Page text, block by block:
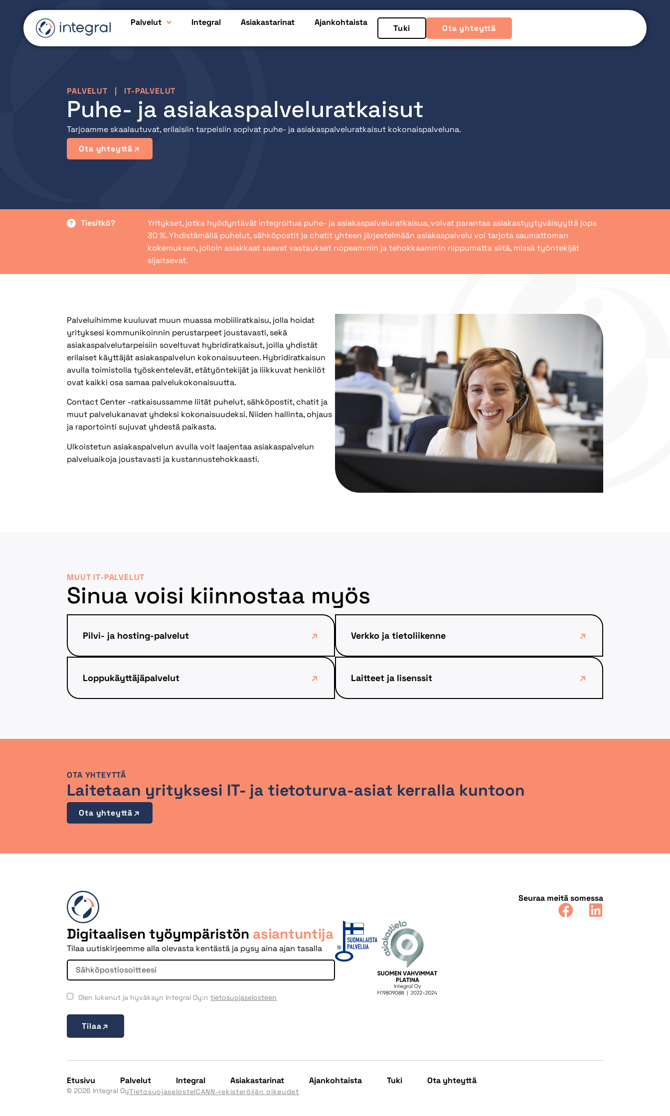
Palvelut Integral Asiakastarinat Ajankohtaista
Tuki Ota yhteyttä
PALVELUT | IT-PALVELUT
Puhe- ja asiakaspalveluratkaisut
Tarjoamme skaalautuvat, erilaisiin tarpeisiin sopivat puhe- ja asiakaspalveluratkaisut kokonaispalveluna.
Ota yhteyttä
Tiesitkö?
Yritykset, jotka hyödyntävät integroitua puhe- ja asiakaspalveluratkaisua, voivat parantaa asiakastyytyväisyyttä jopa
30 %. Yhdistämällä puhelut, sähköpostit ja chatit yhteen järjestelmään asiakaspalvelu voi tarjota saumattoman
kokemuksen, jolloin asiakkaat saavat vastaukset nopeammin ja tehokkaammin riippumatta siitä, missä työntekijät
sijaitsevat.
Palveluihimme kuuluvat muun muassa mobiiliratkaisu, jolla hoidat
yrityksesi kommunikoinnin perustarpeet joustavasti, sekä
asiakaspalvelutarpeisiin soveltuvat hybridiratkaisut, joilla yhdistät
erilaiset käyttäjät asiakaspalvelun kokonaisuuteen. Hybridiratkaisun
avulla toimistolla työskentelevät, etätyöntekijät ja liikkuvat henkilöt
ovat kaikki osa samaa palvelukokonaisuutta.
Contact Center -ratkaisussamme liität puhelut, sähköpostit, chatit ja
muut palvelukanavat yhdeksi kokonaisuudeksi. Niiden hallinta, ohjaus
ja raportointi sujuvat yhdestä paikasta.
Ulkoistetun asiakaspalvelun avulla voit laajentaa asiakaspalvelun
palveluaikoja joustavasti ja kustannustehokkaasti.
MUUT IT-PALVELUT
Sinua voisi kiinnostaa myös
Pilvi- ja hosting-palvelut Verkko ja tietoliikenne
Loppukäyttäjäpalvelut Laitteet ja lisenssit
OTA YHTEYTTÄ
Laitetaan yrityksesi IT- ja tietoturva-asiat kerralla kuntoon
Ota yhteyttä
Digitaalisen työympäristön asiantuntija
Tilaa uutiskirjeemme alla olevasta kentästä ja pysy aina ajan tasalla
Olen lukenut ja hyväksyn Integral Oy:ntietosuojaselosteen
Tilaa
Seuraa meitä somessa
Etusivu Palvelut Integral Asiakastarinat Ajankohtaista Tuki Ota yhteyttä
© 2026 Integral OyTietosuojaselosteICANN-rekisteröijän oikeudet